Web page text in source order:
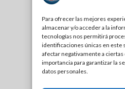
Para ofrecer las mejores
almacenar y/o acceder a la
tecnologías nos permitirá
identificaciones únicas en
afectar negativamente a
importancia para garantizar la
datos personales.